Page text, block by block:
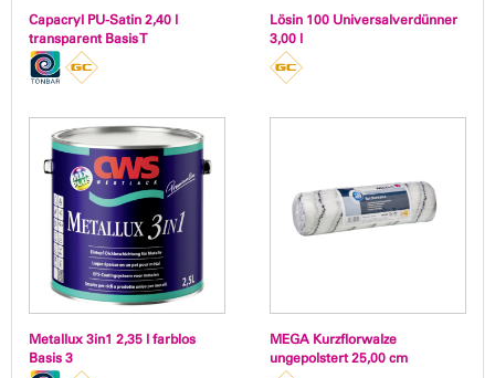
Capacryl PU-Satin 2,40 l
transparent Basis T
Lösin 100 Universalverdünner
3,00 l
Metallux 3in1 2,35 l farblos
Basis 3
MEGA Kurzflorwalze
ungepolstert 25,00 cm